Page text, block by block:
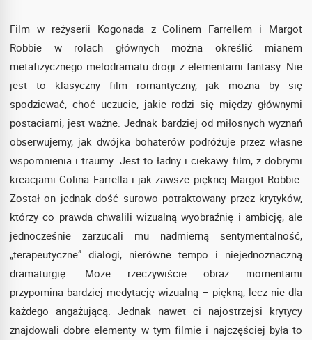
Film w reżyserii Kogonada z Colinem Farrellem i Margot
Robbie w rolach głównych można określić mianem
metafizycznego melodramatu drogi z elementami fantasy. Nie
jest to klasyczny film romantyczny, jak można by się
spodziewać, choć uczucie, jakie rodzi się między głównymi
postaciami, jest ważne. Jednak bardziej od miłosnych wyznań
obserwujemy, jak dwójka bohaterów podróżuje przez własne
wspomnienia i traumy. Jest to ładny i ciekawy film, z dobrymi
kreacjami Colina Farrella i jak zawsze pięknej Margot Robbie.
Został on jednak dość surowo potraktowany przez krytyków,
którzy co prawda chwalili wizualną wyobraźnię i ambicję, ale
jednocześnie zarzucali mu nadmierną sentymentalność,
„terapeutyczne” dialogi, nierówne tempo i niejednoznaczną
dramaturgię. Może rzeczywiście obraz momentami
przypomina bardziej medytację wizualną – piękną, lecz nie dla
każdego angażującą. Jednak nawet ci najostrzejsi krytycy
znajdowali dobre elementy w tym filmie i najczęściej była to